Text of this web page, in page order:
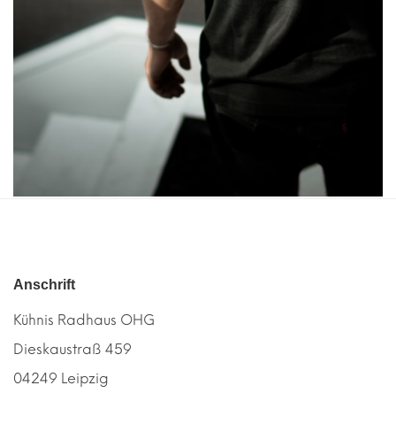
Anschrift
Kühnis Radhaus OHG
Dieskaustraß 459
04249 Leipzig